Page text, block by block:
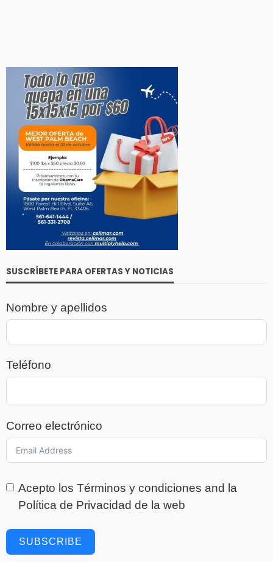
SUSCRÍBETE PARA OFERTAS Y NOTICIAS
Nombre y apellidos
Teléfono
Correo electrónico
Acepto los Términos y condiciones and la
Política de Privacidad de la web
SUBSCRIBE